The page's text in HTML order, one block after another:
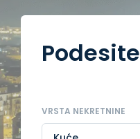
VRSTA NEKRETNINE